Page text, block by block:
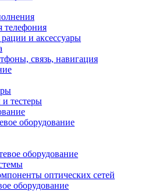
телефония
и аксессуары
связь, навигация
тестеры
оборудование
оборудование
оптических сетей
оборудование